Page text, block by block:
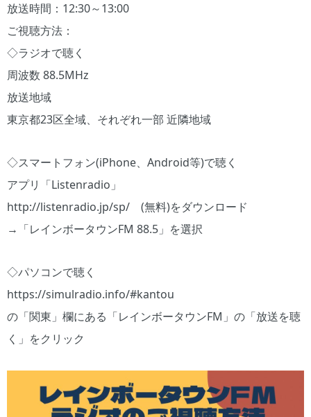
放送時間：12:30～13:00
ご視聴方法：
◇ラジオで聴く
周波数 88.5MHz
放送地域
東京都23区全域、それぞれ一部 近隣地域
◇スマートフォン(iPhone、Android等)で聴く
アプリ「Listenradio」
http://listenradio.jp/sp/ (無料)をダウンロード
→「レインボータウンFM 88.5」を選択
◇パソコンで聴く
https://simulradio.info/#kantou
の「関東」欄にある「レインボータウンFM」の「放送を聴
く」をクリック